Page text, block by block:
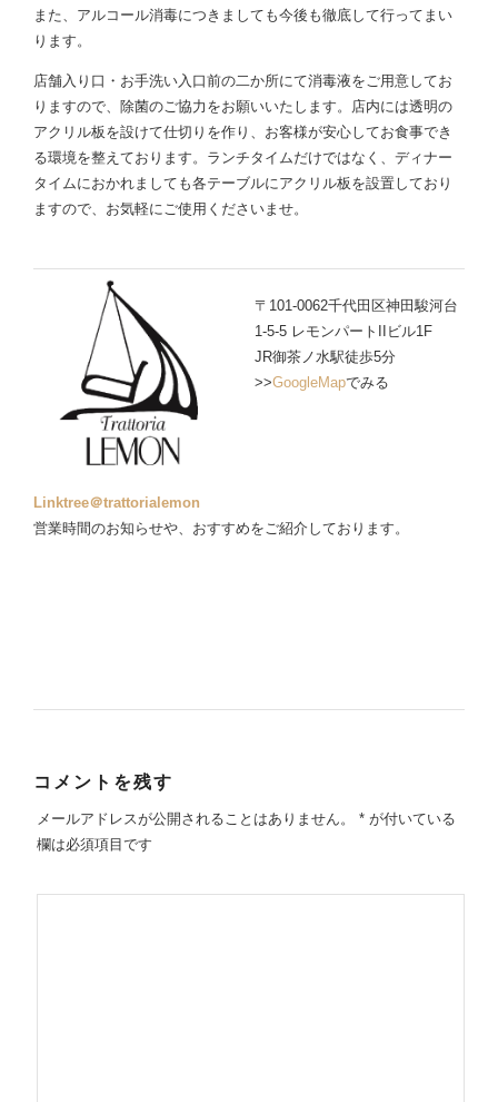
また、アルコール消毒につきましても今後も徹底して行ってまい
ります。
店舗入り口・お手洗い入口前の二か所にて消毒液をご用意してお
りますので、除菌のご協力をお願いいたします。店内には透明の
アクリル板を設けて仕切りを作り、お客様が安心してお食事でき
る環境を整えております。ランチタイムだけではなく、ディナー
タイムにおかれましても各テーブルにアクリル板を設置しており
ますので、お気軽にご使用くださいませ。
〒101-0062千代田区神田駿河台
1-5-5 レモンパートIIビル1F
JR御茶ノ水駅徒歩5分
>>GoogleMapでみる
Linktree＠trattorialemon
営業時間のお知らせや、おすすめをご紹介しております。
コメントを残す
メールアドレスが公開されることはありません。 *が付いている
欄は必須項目です